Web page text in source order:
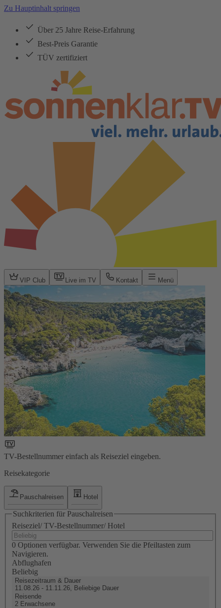
Zu Hauptinhalt springen
Über 25 Jahre Reise-Erfahrung
Best-Preis Garantie
TÜV zertifiziert
VIP Club Live im TV Kontakt Menü
TV-Bestellnummer einfach als Reiseziel eingeben.
Reisekategorie
Pauschalreisen Hotel
Suchkriterien für Pauschalreisen
Reiseziel/ TV-Bestellnummer/ Hotel
0 Optionen verfügbar. Verwenden Sie die Pfeiltasten zum
Navigieren.
Abflughafen
Beliebig
Reisezeitraum & Dauer
11.08.26 - 11.11.26, Beliebige Dauer
Reisende
2 Erwachsene